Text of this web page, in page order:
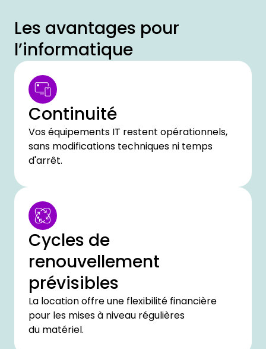
Les avantages pour
l’informatique
Continuité
Vos équipements IT restent opérationnels,
sans modifications techniques ni temps
d'arrêt.
Cycles de
renouvellement
prévisibles
La location offre une flexibilité financière
pour les mises à niveau régulières
du matériel.